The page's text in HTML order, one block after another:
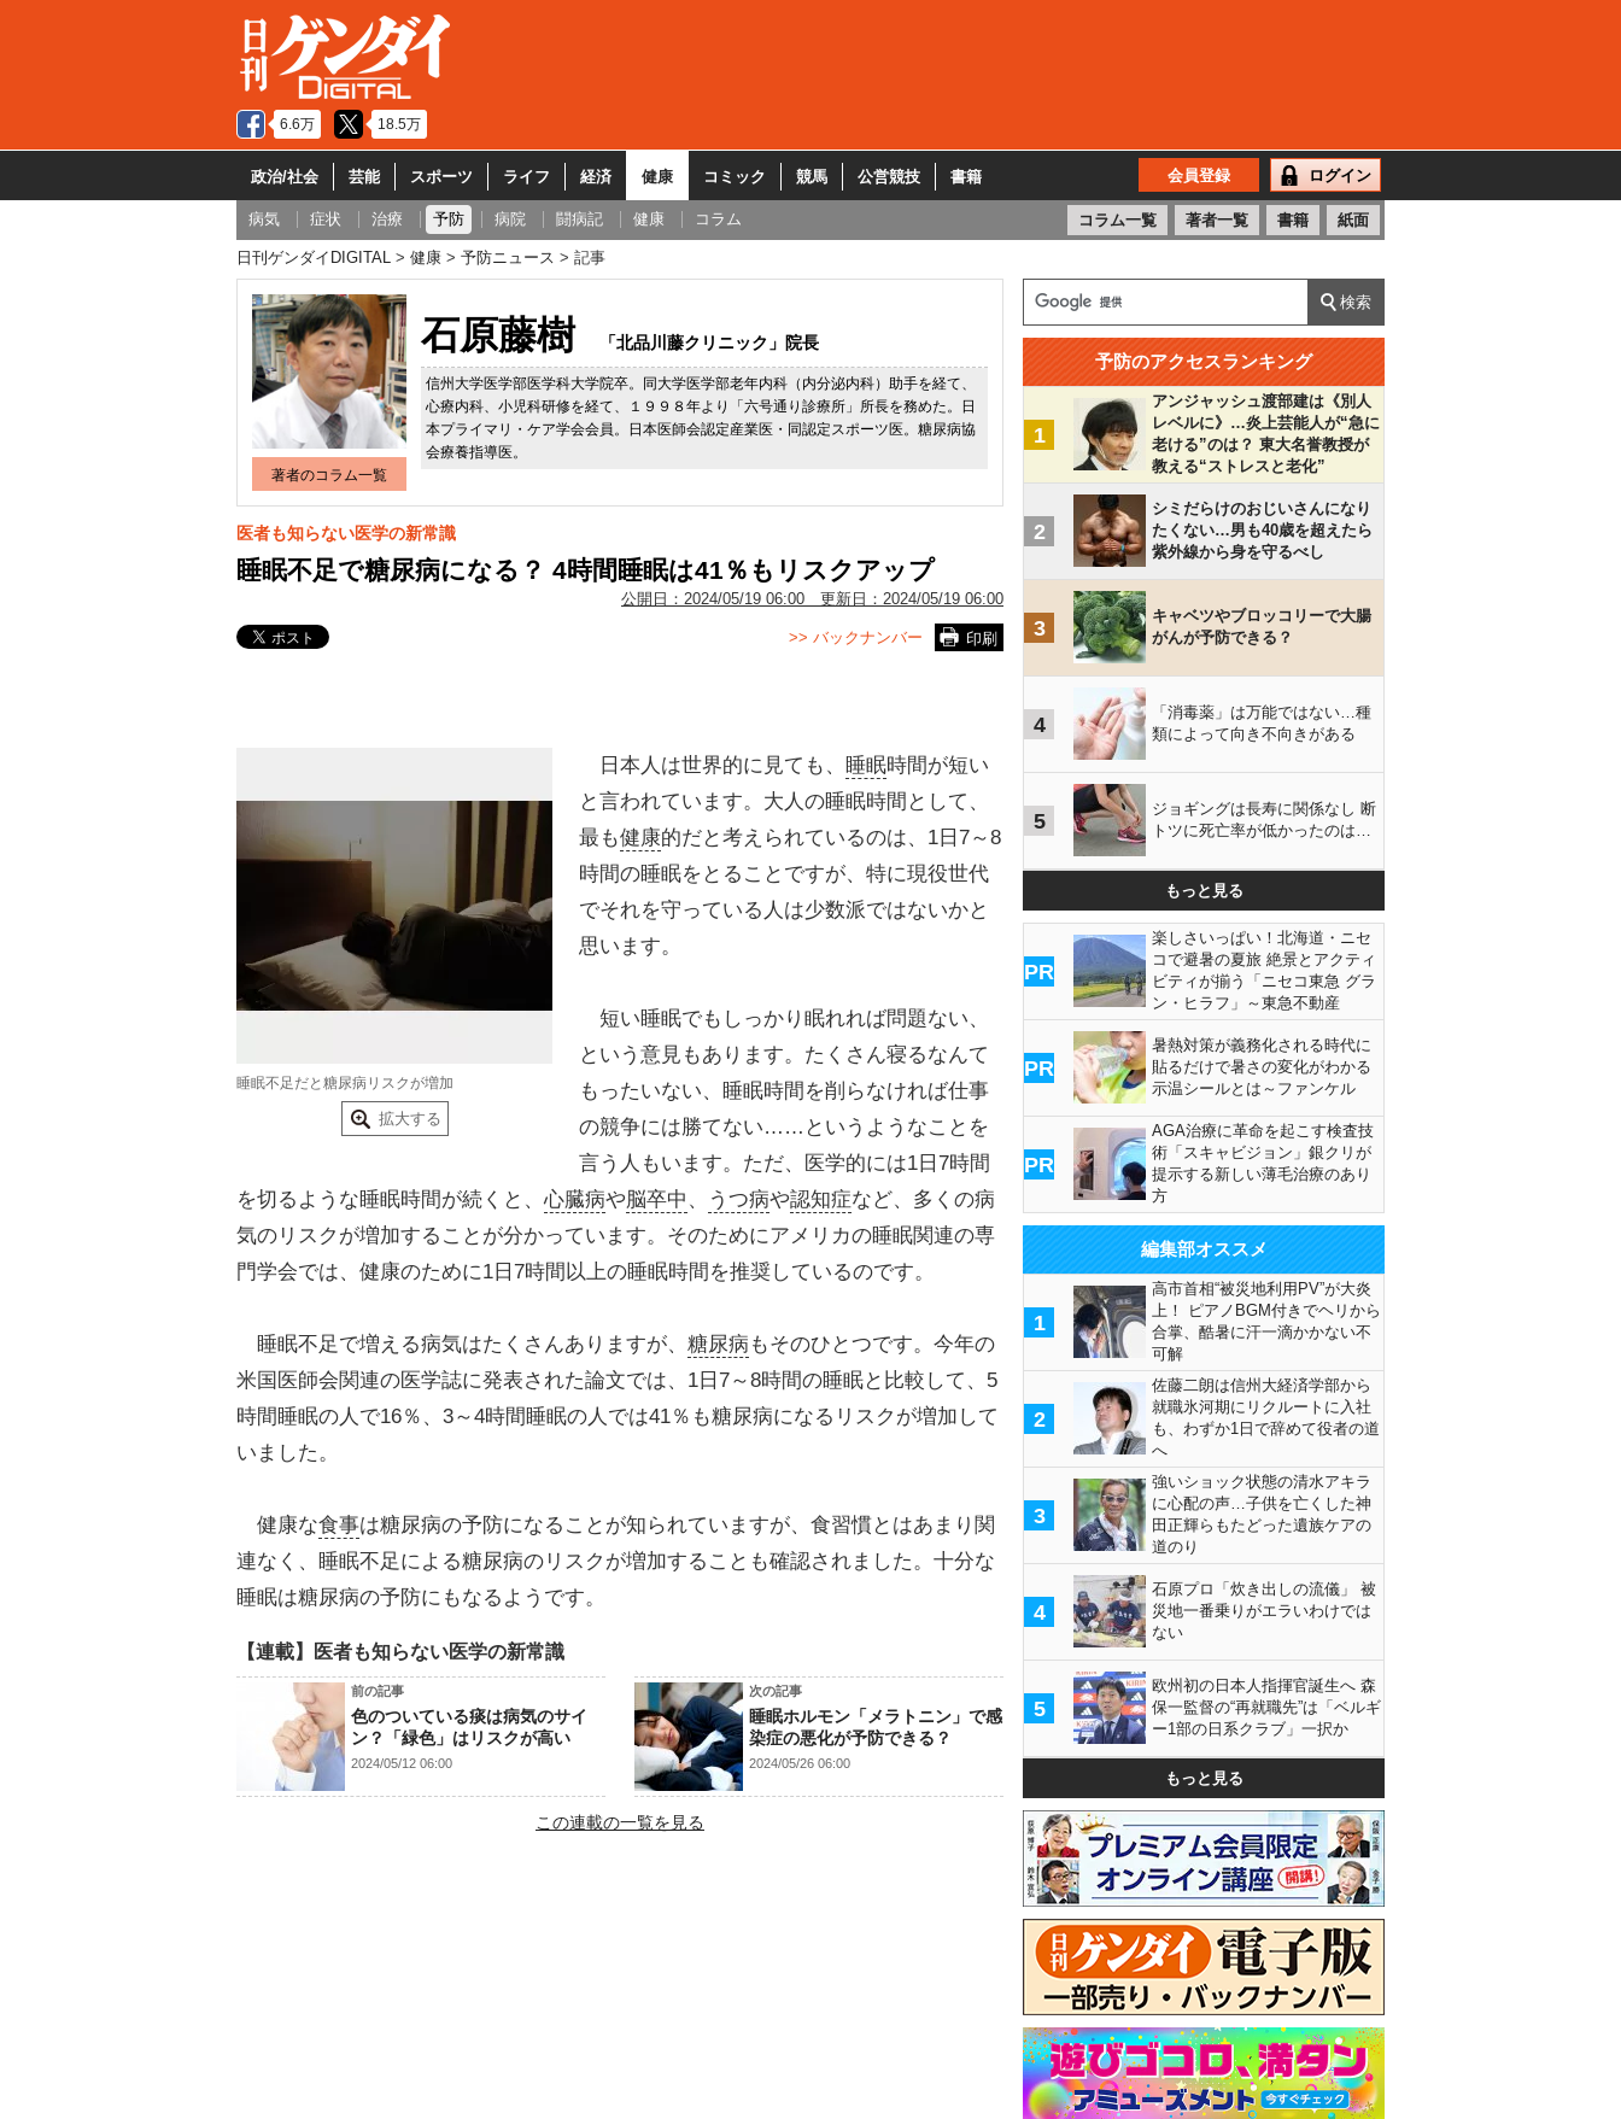
6.6万 18.5万
政治/社会 芸能 スポーツ ライフ 経済 健康 コミック 競馬 公営競技 書籍 会員登録 ログイン
病気 症状 治療 予防 病院 闘病記 健康 コラム コラム一覧 著者一覧 書籍 紙面
日刊ゲンダイDIGITAL 健康 予防ニュース 記事
著者のコラム一覧
石原藤樹 「北品川藤クリニック」院長
信州大学医学部医学科大学院卒。同大学医学部老年内科（内分泌内科）助手を経て、
心療内科、小児科研修を経て、１９９８年より「六号通り診療所」所長を務めた。日
本プライマリ・ケア学会会員。日本医師会認定産業医・同認定スポーツ医。糖尿病協
会療養指導医。
医者も知らない医学の新常識
睡眠不足で糖尿病になる？ 4時間睡眠は41％もリスクアップ
公開日： 2024/05/19 06:00 更新日： 2024/05/19 06:00
印刷
>> バックナンバー
睡眠不足だと糖尿病リスクが増加
拡大する
日本人は世界的に見ても、 睡眠時間が短い
と言われています。大人の睡眠時間として、
最も健康的だと考えられているのは、1日7～8
時間の睡眠をとることですが、特に現役世代
でそれを守っている人は少数派ではないかと
思います。
短い睡眠でもしっかり眠れれば問題ない、
という意見もあります。たくさん寝るなんて
もったいない、睡眠時間を削らなければ仕事
の競争には勝てない……というようなことを
言う人もいます。ただ、医学的には1日7時間
を切るような睡眠時間が続くと、 心臓病や脳卒中 、 うつ病や認知症など、多くの病
気のリスクが増加することが分かっています。そのためにアメリカの睡眠関連の専
門学会では、健康のために1日7時間以上の睡眠時間を推奨しているのです。
睡眠不足で増える病気はたくさんありますが、 糖尿病 もそのひとつです。今年の
米国医師会関連の医学誌に発表された論文では、1日7～8時間の睡眠と比較して、5
時間睡眠の人で16％、3～4時間睡眠の人では41％も糖尿病になるリスクが増加して
いました。
健康な食事は糖尿病の予防になることが知られていますが、食習慣とはあまり関
連なく、睡眠不足による糖尿病のリスクが増加することも確認されました。十分な
睡眠は糖尿病の予防にもなるようです。
【連載】医者も知らない医学の新常識
前の記事
色のついている痰は病気のサイ
ン？「緑色」はリスクが高い
2024/05/12 06:00
次の記事
睡眠ホルモン「メラトニン」で感
染症の悪化が予防できる？
2024/05/26 06:00
この連載の一覧を見る
予防のアクセスランキング
1
アンジャッシュ渡部建は《別人
レベルに》…炎上芸能人が“急に
老ける”のは？ 東大名誉教授が
教える“ストレスと老化”
2
シミだらけのおじいさんになり
たくない…男も40歳を超えたら
紫外線から身を守るべし
3
キャベツやブロッコリーで大腸
がんが予防できる？
4
「消毒薬」は万能ではない…種
類によって向き不向きがある
5
ジョギングは長寿に関係なし 断
トツに死亡率が低かったのは…
もっと見る
PR
楽しさいっぱい！北海道・ニセ
コで避暑の夏旅 絶景とアクティ
ビティが揃う「ニセコ東急 グラ
ン・ヒラフ」～東急不動産
PR
暑熱対策が義務化される時代に
貼るだけで暑さの変化がわかる
示温シールとは～ファンケル
PR
AGA治療に革命を起こす検査技
術「スキャビジョン」銀クリが
提示する新しい薄毛治療のあり
方
編集部オススメ
1
高市首相“被災地利用PV”が大炎
上！ ピアノBGM付きでヘリから
合掌、酷暑に汗一滴かかない不
可解
2
佐藤二朗は信州大経済学部から
就職氷河期にリクルートに入社
も、わずか1日で辞めて役者の道
へ
3
強いショック状態の清水アキラ
に心配の声…子供を亡くした神
田正輝らもたどった遺族ケアの
道のり
4
石原プロ「炊き出しの流儀」 被
災地一番乗りがエラいわけでは
ない
5
欧州初の日本人指揮官誕生へ 森
保一監督の“再就職先”は「ベルギ
ー1部の日系クラブ」一択か
もっと見る